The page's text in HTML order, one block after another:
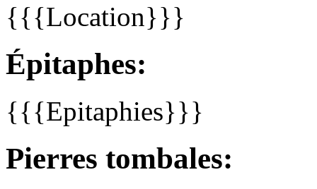
{{{Location}}}
Épitaphes:
{{{Epitaphies}}}
Pierres tombales: